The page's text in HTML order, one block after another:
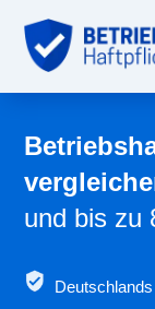
und bis zu